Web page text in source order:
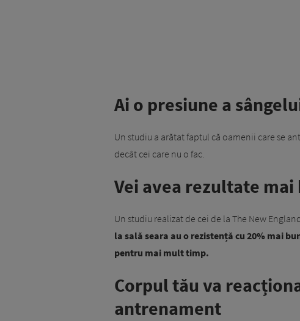
Ai o presiune a
Un studiu a arătat faptul că oamenii care se
decât cei care nu o fac.
Vei avea rezultate
Un studiu realizat de cei de la The New
la sală seara au o rezistență cu 20% mai
pentru mai mult timp.
Corpul tău va
antrenament